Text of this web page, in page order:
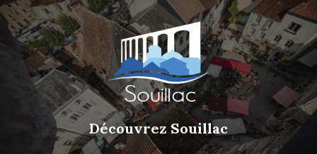
Découvrez Souillac